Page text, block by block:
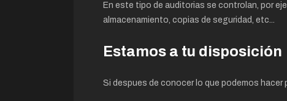
En este tipo de auditorias se controlan, por
almacenamiento, copias de seguridad, etc...
Estamos a tu disposición
Si despues de conocer lo que podemos hacer